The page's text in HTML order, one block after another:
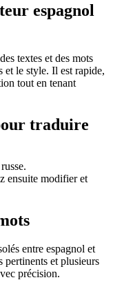
espagnol
textes et des mots
et le style. Il est rapide,
tout en tenant
traduire
ensuite modifier et
entre espagnol et
pertinents et plusieurs
précision.